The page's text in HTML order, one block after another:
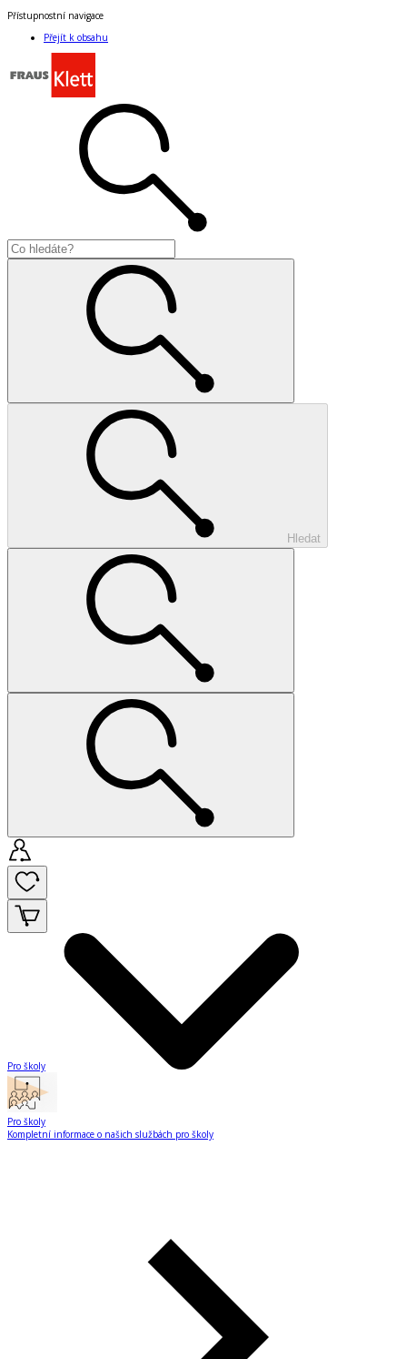
Přístupnostní navigace
Přejít k obsahu
Hledat
Pro školy
Pro školy
Kompletní informace o našich službách pro školy